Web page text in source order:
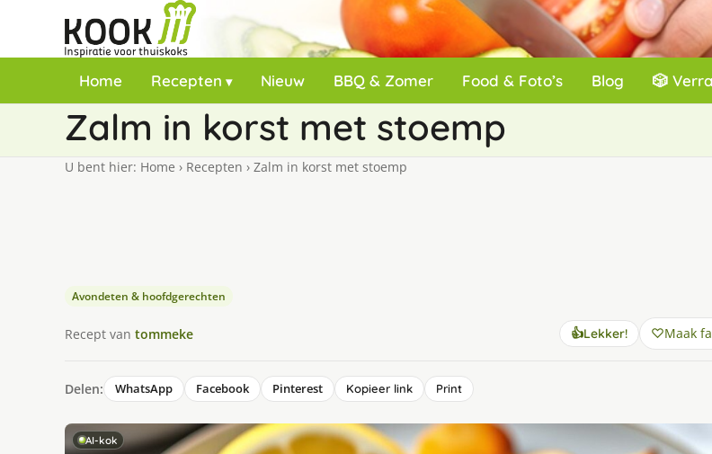
Home Recepten Nieuw BBQ & Zomer Food & Foto’s Blog 🎲
Zalm in korst met stoemp
U bent hier: Home › Recepten › Zalm in korst met stoemp
Avondeten & hoofdgerechten
Recept van tommeke 👍Lekker! Maak
Delen: WhatsApp Facebook Pinterest Kopieer link Print
AI-kok